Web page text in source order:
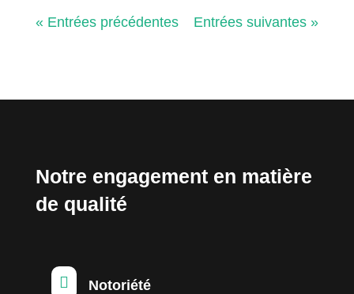
« Entrées précédentes Entrées suivantes »
Notre engagement en matière
de qualité
 Notoriété